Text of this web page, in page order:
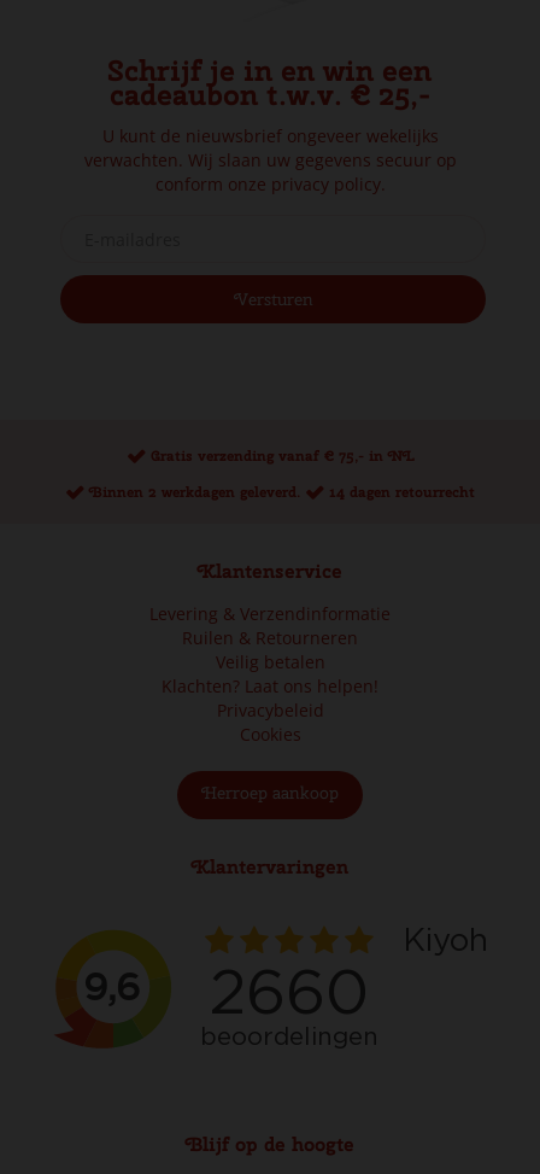
Schrijf je in en win een
cadeaubon t.w.v. € 25,-
U kunt de nieuwsbrief ongeveer wekelijks
verwachten. Wij slaan uw gegevens secuur op
conform onze privacy policy.
Gratis verzending vanaf € 75,- in NL
Binnen 2 werkdagen geleverd.
14 dagen retourrecht
Klantenservice
Levering & Verzendinformatie
Ruilen & Retourneren
Veilig betalen
Klachten? Laat ons helpen!
Privacybeleid
Cookies
Herroep aankoop
Klantervaringen
Blijf op de hoogte